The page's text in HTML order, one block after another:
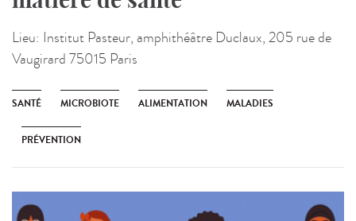
Lieu: Institut Pasteur, amphithéâtre Duclaux, 205 rue de
Vaugirard 75015 Paris
SANTÉ MICROBIOTE ALIMENTATION MALADIES
PRÉVENTION